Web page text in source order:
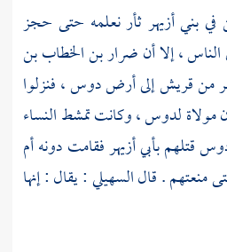
فيبني أزيهرثأر نعلمه حتى حجز
الناس ، إلا أن ضراربن الخطاب بن
منقريشإلى أرضدوس ،فنزلوا
مولاةلدوس ،وكانت تمشط النساء
قتلهمبأبي أزيهرفقامت دونهأم
منعتهم . قالالسهيلي: يقال : إنها